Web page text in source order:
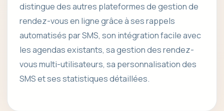
distingue des autres plateformes de gestion de
rendez-vous en ligne grâce à ses rappels
automatisés par SMS, son intégration facile avec
les agendas existants, sa gestion des rendez-
vous multi-utilisateurs, sa personnalisation des
SMS et ses statistiques détaillées.